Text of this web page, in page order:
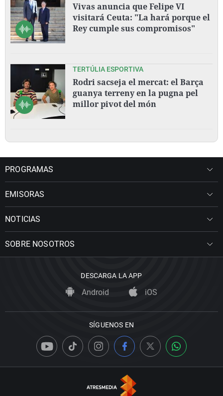
Vivas anuncia que Felipe VI
visitará Ceuta: "La hará porque el
Rey cumple sus compromisos"
TERTÚLIA ESPORTIVA
Rodri sacseja el mercat: el Barça
guanya terreny en la pugna pel
millor pivot del món
PROGRAMAS
EMISORAS
NOTICIAS
SOBRE NOSOTROS
DESCARGA LA APP
Android iOS
SÍGUENOS EN